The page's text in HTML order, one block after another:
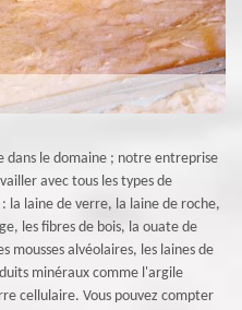
dans le domaine ; notre entreprise
avec tous les types de
la laine de verre, la laine de roche,
les fibres de bois, la ouate de
mousses alvéolaires, les laines de
minéraux comme l'argile
cellulaire. Vous pouvez compter